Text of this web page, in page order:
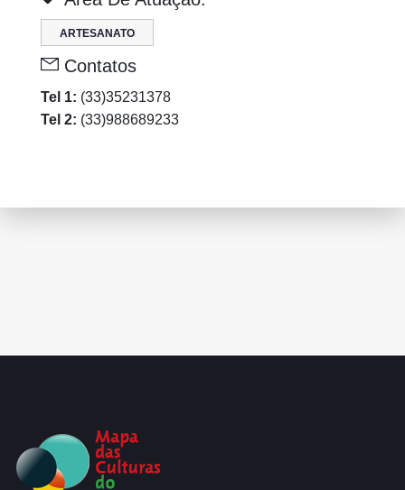
ARTESANATO
Contatos
Tel 1: (33)35231378
Tel 2: (33)988689233